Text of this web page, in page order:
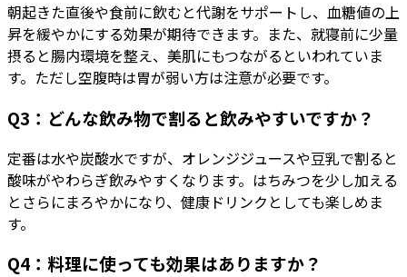
朝起きた直後や食前に飲むと代謝をサポートし、血糖値の上
昇を緩やかにする効果が期待できます。また、就寝前に少量
摂ると腸内環境を整え、美肌にもつながるといわれていま
す。ただし空腹時は胃が弱い方は注意が必要です。
Q3：どんな飲み物で割ると飲みやすいですか？
定番は水や炭酸水ですが、オレンジジュースや豆乳で割ると
酸味がやわらぎ飲みやすくなります。はちみつを少し加える
とさらにまろやかになり、健康ドリンクとしても楽しめま
す。
Q4：料理に使っても効果はありますか？